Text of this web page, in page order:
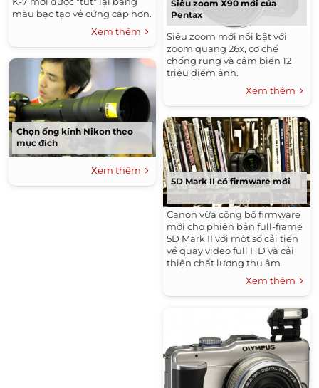
màu bạc tạo vẻ cứng cáp hơn.
Xem thêm
Chọn ống kính Nikon theo
mục đích
Xem thêm
Siêu zoom X90 mới của
Pentax
Siêu zoom mới nổi bật với
zoom quang 26x, cơ chế
chống rung và cảm biến 12
triệu điểm ảnh.
Xem thêm
5D Mark II có firmware mới
Canon vừa công bố firmware
mới cho phiên bản full-frame
5D Mark II với một số cải tiến
về quay video full HD và cải
thiện chất lượng thu âm
Xem thêm